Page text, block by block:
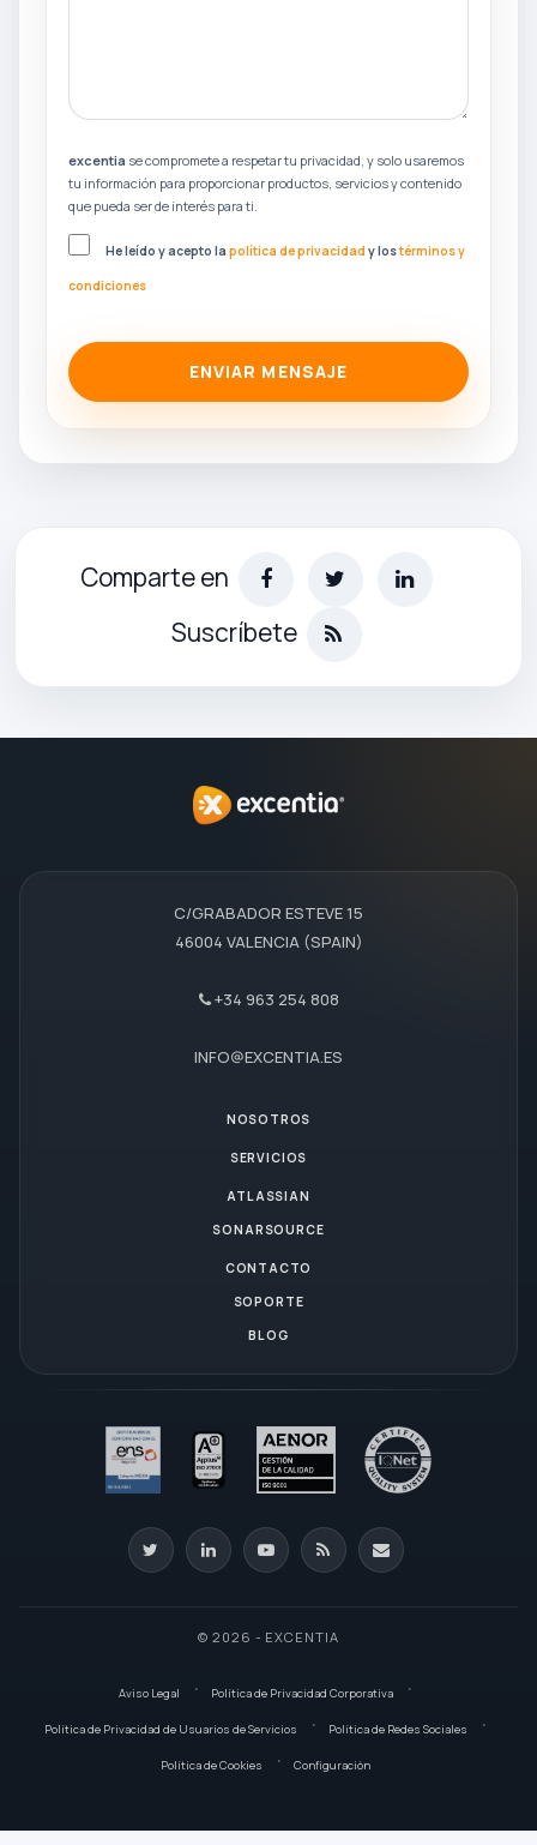
excentia se compromete a respetar tu privacidad, y solo usaremos
tu información para proporcionar productos, servicios y contenido
que pueda ser de interés para ti.
He leído y acepto la política de privacidad y lostérminos y
condiciones
ENVIAR MENSAJE
Comparte en
Suscríbete
C/GRABADOR ESTEVE 15
46004 VALENCIA (SPAIN)
+34 963 254 808
INFO@EXCENTIA.ES
NOSOTROS
SERVICIOS
ATLASSIAN
SONARSOURCE
CONTACTO
SOPORTE
BLOG
© 2026 - EXCENTIA
Aviso Legal Política de Privacidad Corporativa
Política de Privacidad de Usuarios de Servicios Política de Redes Sociales
Política de Cookies Configuración